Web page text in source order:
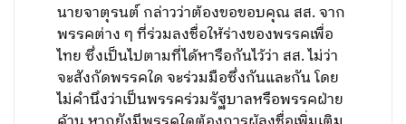
นายจาตุรนต์ กล่าวว่าต้องขอขอบคุณ สส. จาก
พรรคต่าง ๆ ที่ร่วมลงชื่อให้ร่างของพรรคเพื่อ
ไทย ซึ่งเป็นไปตามที่ได้หารือกันไว้ว่า สส. ไม่ว่า
จะสังกัดพรรคใด จะร่วมมือซึ่งกันและกัน โดย
ไม่คำนึงว่าเป็นพรรคร่วมรัฐบาลหรือพรรคฝ่าย